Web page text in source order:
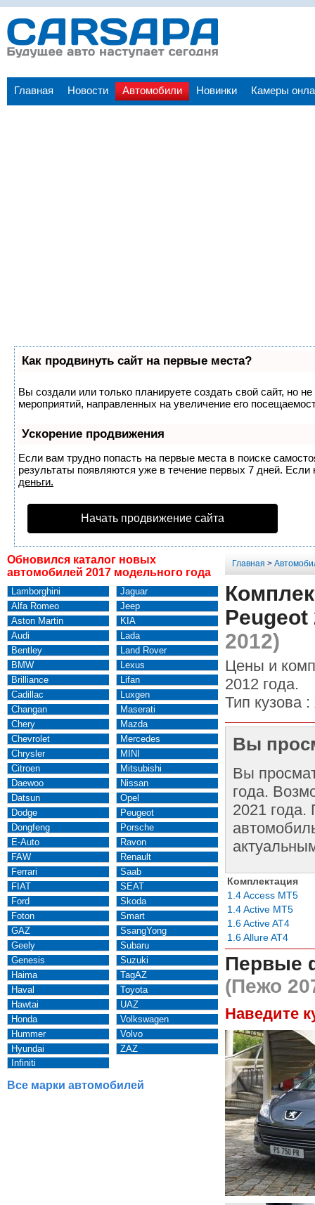
Главная Новости Автомобили Новинки Камеры
Как продвинуть сайт на первые места?
Вы создали или только планируете создать свой сайт, но
мероприятий, направленных на увеличение его
Ускорение продвижения
Если вам трудно попасть на первые места в поиске
результаты появляются уже в течение первых 7 дней.
деньги.
Начать продвижение сайта
Обновился каталог новых
автомобилей 2017 модельного года
Lamborghini
Alfa Romeo
Aston Martin
Audi
Bentley
BMW
Brilliance
Cadillac
Changan
Chery
Chevrolet
Chrysler
Citroen
Daewoo
Datsun
Dodge
Dongfeng
E-Auto
FAW
Ferrari
FIAT
Ford
Foton
GAZ
Geely
Genesis
Haima
Haval
Hawtai
Honda
Hummer
Hyundai
Infiniti
Jaguar
Jeep
KIA
Lada
Land Rover
Lexus
Lifan
Luxgen
Maserati
Mazda
Mercedes
MINI
Mitsubishi
Nissan
Opel
Peugeot
Porsche
Ravon
Renault
Saab
SEAT
Skoda
Smart
SsangYong
Subaru
Suzuki
TagAZ
Toyota
UAZ
Volkswagen
Volvo
ZAZ
Все марки автомобилей
Главная >
Peugeot
2012)
Цены и
2012 года.
Тип кузова :
Вы
Вы
года.
2021 года.
Комплектация
1.4 Access MT5
1.4 Active MT5
1.6 Active AT4
1.6 Allure AT4
Первые
(Пежо
Наведите